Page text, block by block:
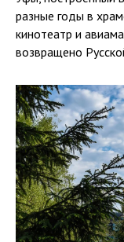
разные годы в
кинотеатр и
возвращено